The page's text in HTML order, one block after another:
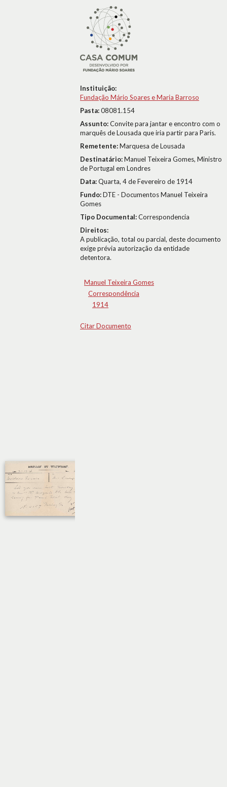
Instituição:
Fundação Mário Soares e Maria Barroso
Pasta:08081.154
Assunto:Convite para jantar e encontro com o
marquês de Lousada que iria partir para Paris.
Remetente:Marquesa de Lousada
Destinatário:Manuel Teixeira Gomes, Ministro
de Portugal em Londres
Data:Quarta, 4 de Fevereiro de 1914
Fundo:DTE - Documentos Manuel Teixeira
Gomes
Tipo Documental:Correspondencia
Direitos:
A publicação, total ou parcial, deste documento
exige prévia autorização da entidade
detentora.
Manuel Teixeira Gomes
Correspondência
1914
Citar Documento